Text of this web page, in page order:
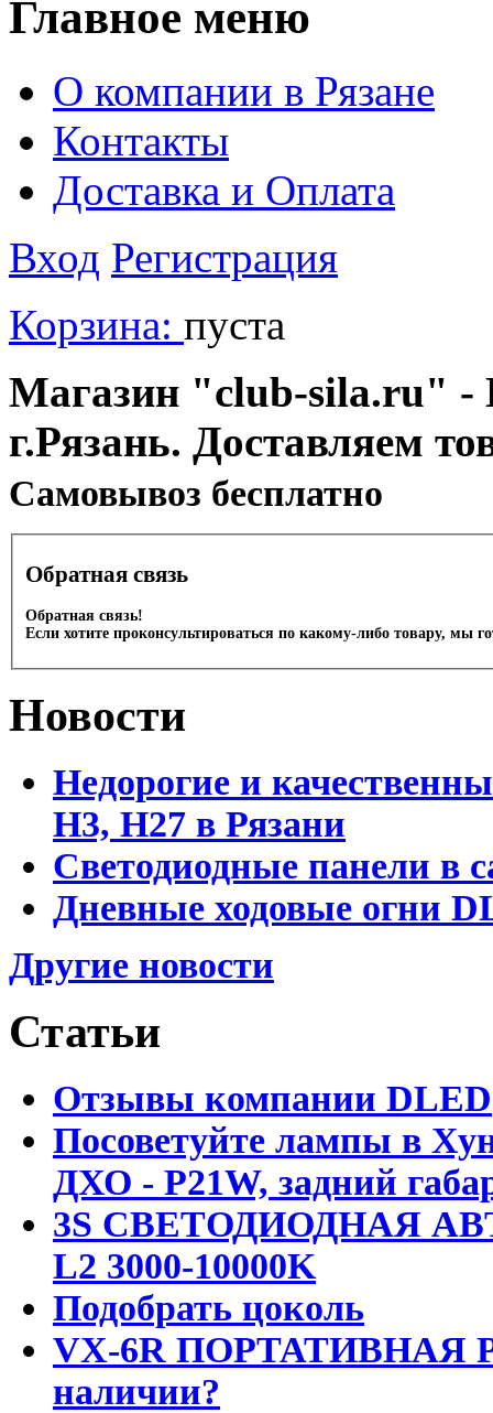
Главное меню
О компании в Рязане
Контакты
Доставка и Оплата
Вход Регистрация
Корзина: пуста
Магазин "club-sila.ru" -
г.Рязань. Доставляем
Cамовывоз бесплатно
Обратная связь
Обратная связь!
Если хотите проконсультироваться по какому-либо товару, мы
Новости
Недорогие и
Н3, Н27 в Рязани
Светодиодные панели в
Дневные ходовые огни
Другие новости
Статьи
Отзывы компании DLED
Посоветуйте лампы в
ДХО - P21W, задний
3S СВЕТОДИОДНАЯ
L2 3000-10000K
Подобрать цоколь
VX-6R ПОРТАТИВНАЯ
наличии?